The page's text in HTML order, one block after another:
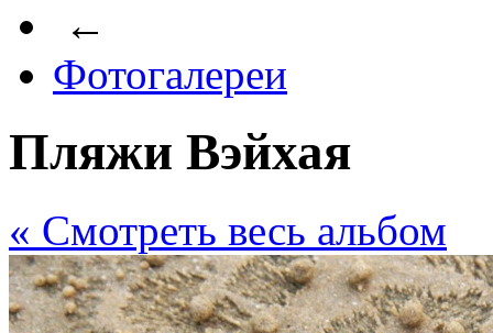
←
Фотогалереи
Пляжи Вэйхая
« Cмотреть весь альбом